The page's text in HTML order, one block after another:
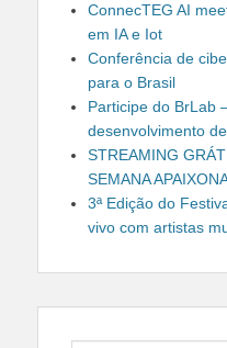
ConnecTEG AI
em IA e Iot
Conferência de
para o Brasil
Participe do BrLab
desenvolvimento
STREAMING
SEMANA
3ª Edição do
vivo com artistas